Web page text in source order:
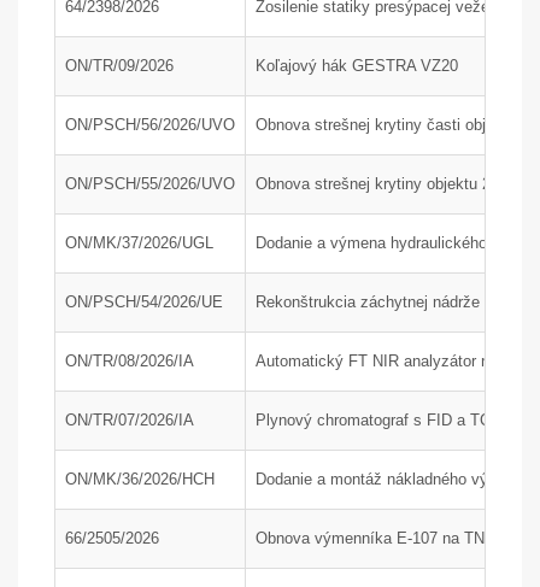
64/2398/2026 Zosilenie statiky presýpacej veže H200
ON/TR/09/2026 Koľajový hák GESTRA VZ20
ON/PSCH/56/2026/UVO Obnova strešnej krytiny časti objektu
ON/PSCH/55/2026/UVO Obnova strešnej krytiny objektu 24-34
ON/MK/37/2026/UGL Dodanie a výmena hydraulického
ON/PSCH/54/2026/UE Rekonštrukcia záchytnej nádrže J210
ON/TR/08/2026/IA Automatický FT NIR analyzátor na
ON/TR/07/2026/IA Plynový chromatograf s FID a TCD
ON/MK/36/2026/HCH Dodanie a montáž nákladného výťahu;
66/2505/2026 Obnova výmenníka E-107 na TN1, časť